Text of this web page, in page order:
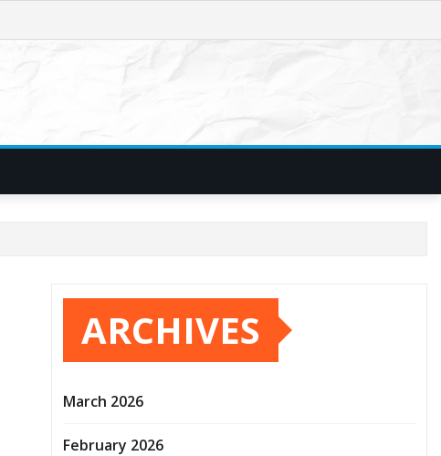
ARCHIVES
March 2026
February 2026